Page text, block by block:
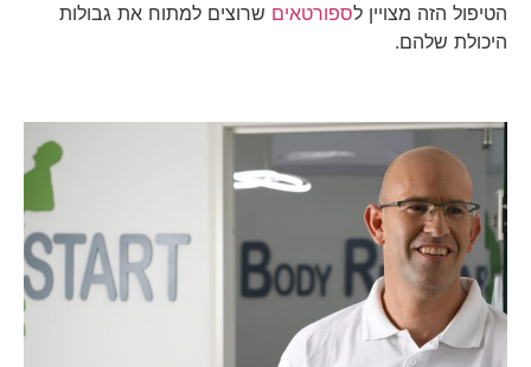
הטיפול הזה מצויין לספורטאים שרוצים למתוח את גבולות
היכולת שלהם.